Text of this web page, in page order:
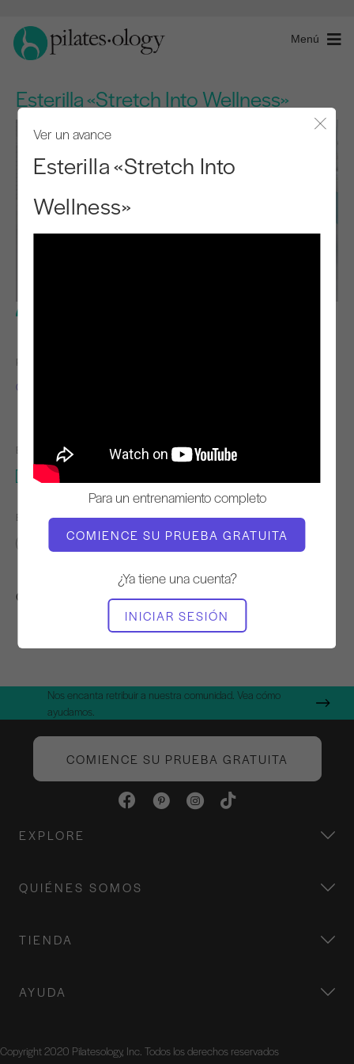
Menú
Esterilla «Stretch Into Wellness»
Ver un avance
Esterilla «Stretch Into
Wellness»
Para un entrenamiento completo
COMIENCE SU PRUEBA GRATUITA
¿Ya tiene una cuenta?
INICIAR SESIÓN
PROFESOR
Chaz Knight
EQUIPO NECESARIO
Mat
ENCONTRAR CLASES SIMILARES PARA
20 - 30 min Mat
Otros entrenamientos que te pueden gustar
Nos encanta retribuir a nuestra comunidad. Vea cómo
ayudamos.
COMIENCE SU PRUEBA GRATUITA
EXPLORE
QUIÉNES SOMOS
TIENDA
AYUDA
Copyright 2020 Pilatesology, Inc. Todos los derechos reservados